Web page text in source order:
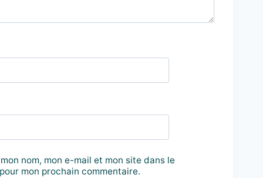
nom, mon e-mail et mon site dans le
mon prochain commentaire.